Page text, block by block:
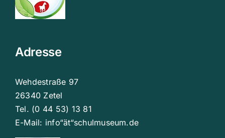
Adresse
Wehdestraße 97
26340 Zetel
Tel. (0 44 53) 13 81
E-Mail: info“ät“schulmuseum.de